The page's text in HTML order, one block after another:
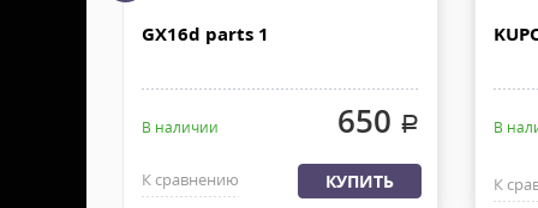
Доставка по Москве, МО и России - EMS ПОЧТА
в течении 2-4х рабочих дней с момента 100%
GX16d parts 1
В наличии 650 .
К сравнению КУПИТЬ
В
К